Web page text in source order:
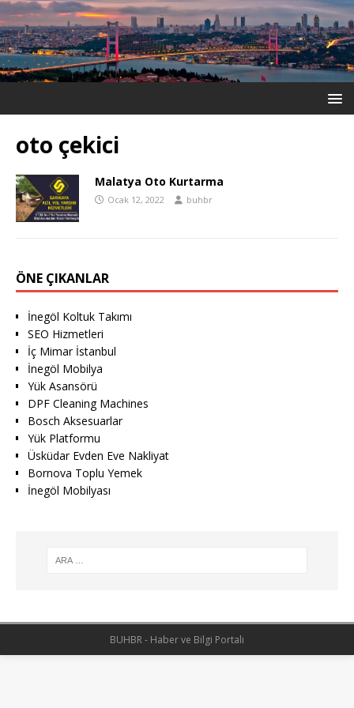
oto çekici
Malatya Oto Kurtarma
Ocak 12, 2022 buhbr
ÖNE ÇIKANLAR
İnegöl Koltuk Takımı
SEO Hizmetleri
İç Mimar İstanbul
İnegöl Mobilya
Yük Asansörü
DPF Cleaning Machines
Bosch Aksesuarlar
Yük Platformu
Üsküdar Evden Eve Nakliyat
Bornova Toplu Yemek
İnegöl Mobilyası
BUHBR - Haber ve Bilgi Portalı